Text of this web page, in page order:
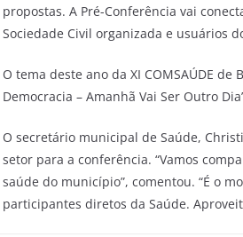
propostas. A Pré-Conferência vai
Sociedade Civil organizada e usuários
O tema deste ano da XI COMSAÚDE
Democracia – Amanhã Vai Ser Outro
O secretário municipal de Saúde,
setor para a conferência. “Vamos
saúde do município”, comentou. “É o
participantes diretos da Saúde.